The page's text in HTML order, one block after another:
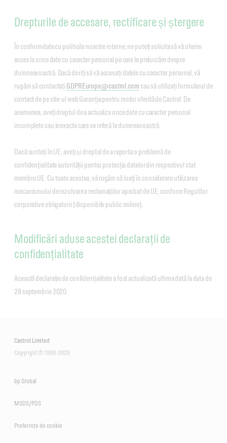
Drepturile de accesare, rectificare și ștergere
În conformitate cu politicile noastre interne, ne puteți solicita să vă oferim
acces la orice date cu caracter personal pe care le prelucrăm despre
dumneavoastră. Dacă doriți să vă accesați datele cu caracter personal, vă
rugăm să contactați GDPREurope@castrol.com sau să utilizați formularul de
contact de pe site-ul web Garanția pentru motor oferită de Castrol. De
asemenea, aveți dreptul de a actualiza orice date cu caracter personal
incomplete sau inexacte care se referă la dumneavoastră.
Dacă sunteți în UE, aveți și dreptul de a raporta o problemă de
confidențialitate autorității pentru protecția datelor din respectivul stat
membru UE. Cu toate acestea, vă rugăm să luați în considerare utilizarea
mecanismului de rezolvare a reclamațiilor aprobat de UE, conform Regulilor
corporative obligatorii (disponibile public online).
Modificări aduse acestei declarații de
confidențialitate
Această declarație de confidențialitate a fost actualizată ultima dată la data de
28 septembrie 2020.
Castrol Limited
Copyright © 1999-2026
bp Global
MSDS/PDS
Preferințe de cookie